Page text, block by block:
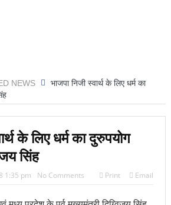
NEWS
भाजपा निजी स्वार्थ के लिए धर्म का
के लिए धर्म का दुरुपयोग
सिंह
1:35 pm No Comments Print Email